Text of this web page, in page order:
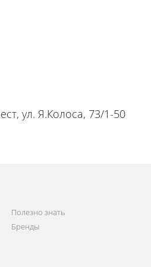
ул. Я.Колоса, 73/1-50
Полезно знать
Бренды